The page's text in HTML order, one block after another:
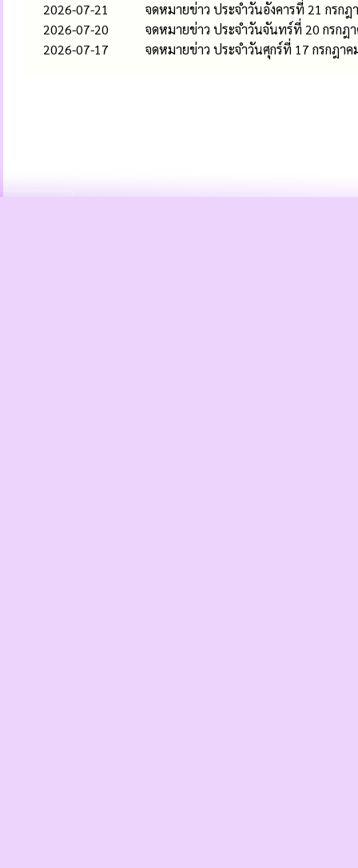
2026-07-21
จดหมายข่าว ประจำวันอังคารที่ 21 กรก
2026-07-20
จดหมายข่าว ประจำวันจันทร์ที่ 20 กรกฎ
2026-07-17
จดหมายข่าว ประจำวันศุกร์ที่ 17 กรกฎา